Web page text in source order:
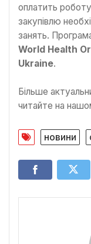
оплатить роботу
закупівлю
занять.
World Health
Ukraine.
Більше
читайте на
новини